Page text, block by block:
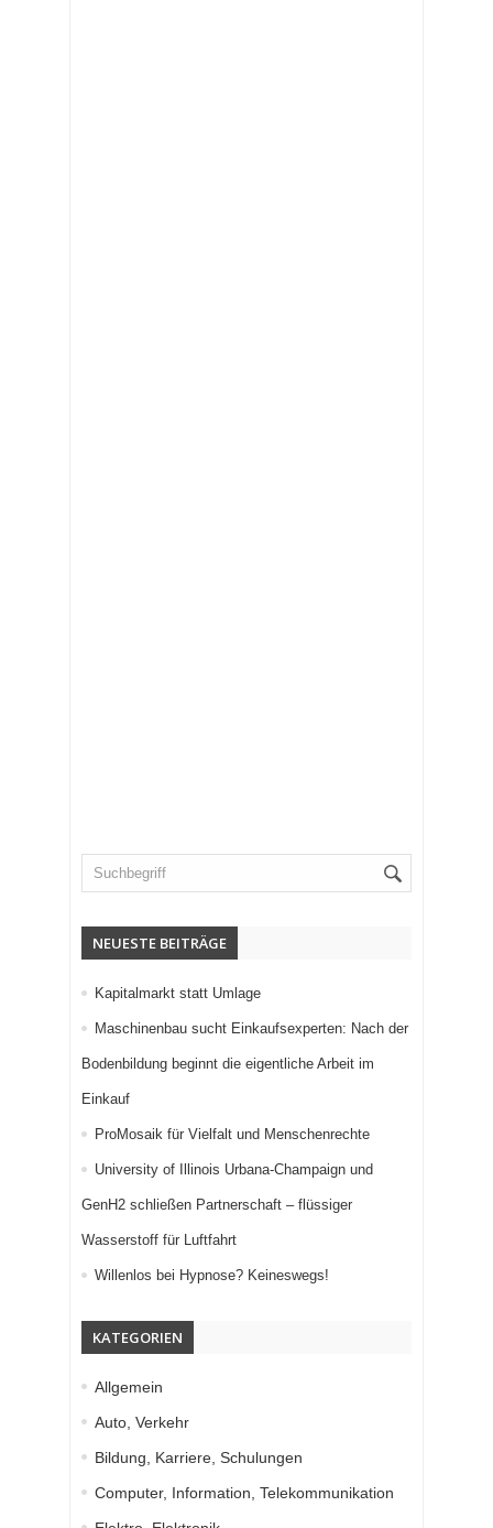
NEUESTE BEITRÄGE
Kapitalmarkt statt Umlage
Maschinenbau sucht Einkaufsexperten: Nach der
Bodenbildung beginnt die eigentliche Arbeit im
Einkauf
ProMosaik für Vielfalt und Menschenrechte
University of Illinois Urbana-Champaign und
GenH2 schließen Partnerschaft – flüssiger
Wasserstoff für Luftfahrt
Willenlos bei Hypnose? Keineswegs!
KATEGORIEN
Allgemein
Auto, Verkehr
Bildung, Karriere, Schulungen
Computer, Information, Telekommunikation